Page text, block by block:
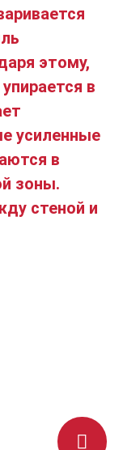
этому,
в
усиленные
в
зоны.
стеной и